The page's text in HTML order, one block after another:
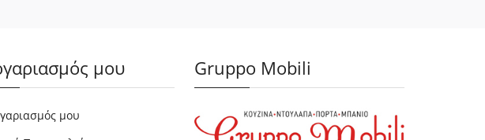
μου
μου
Gruppo Mobili